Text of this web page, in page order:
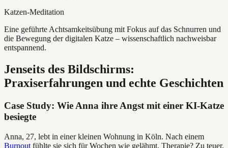
Katzen-Meditation
Eine geführte Achtsamkeitsübung mit Fokus auf das Schnurren und
die Bewegung der digitalen Katze – wissenschaftlich nachweisbar
entspannend.
Jenseits des Bildschirms:
Praxiserfahrungen und echte Geschichten
Case Study: Wie Anna ihre Angst mit einer KI-Katze
besiegte
Anna, 27, lebt in einer kleinen Wohnung in Köln. Nach einem
Burnout fühlte sie sich für Wochen wie gelähmt. Therapie? Zu teuer,